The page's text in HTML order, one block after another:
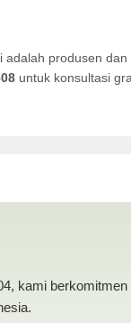
adalah produsen dan
untuk konsultasi
kami berkomitmen